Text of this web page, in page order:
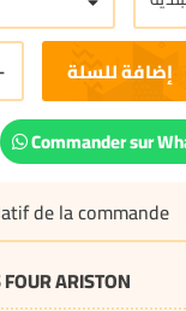
إضافة للسلة
Commander sur
de la commande
ARISTON